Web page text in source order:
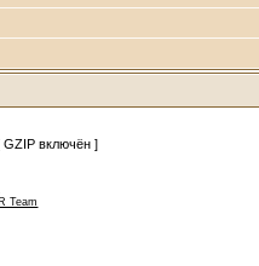
включён ]
Team